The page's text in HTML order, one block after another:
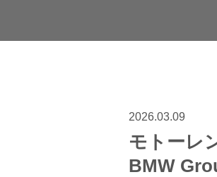
誰もが
2026.03.09
モトーレ
BMW